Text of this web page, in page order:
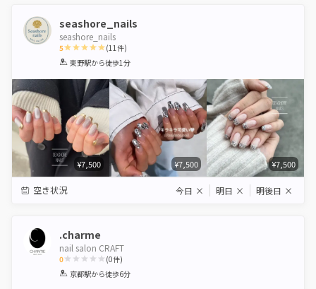
seashore_nails
seashore_nails
5
1 2 3 4 5
(11件)
東野駅から徒歩1分
¥7,500 ¥7,500 ¥7,500
空き状況 今日 × 明日 × 明後日 ×
.charme
nail salon CRAFT
0
1 2 3 4 5
(0件)
京都駅から徒歩6分